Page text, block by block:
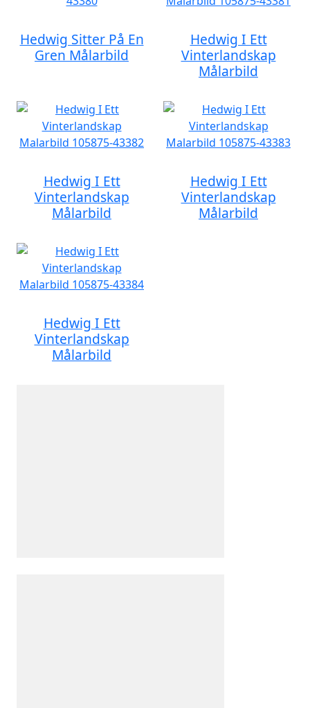
Hedwig Sitter På En
Gren Målarbild
Hedwig I Ett
Vinterlandskap
Målarbild
Hedwig I Ett
Vinterlandskap
Målarbild
Hedwig I Ett
Vinterlandskap
Målarbild
Hedwig I Ett
Vinterlandskap
Målarbild